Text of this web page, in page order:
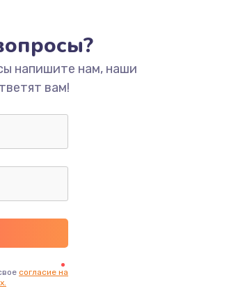
напишите нам, наши
вам!
согласие на